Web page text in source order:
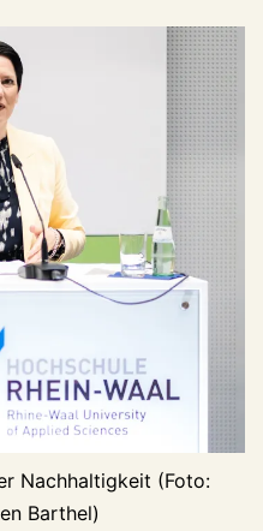
Nachhaltigkeit (Foto:
Barthel)